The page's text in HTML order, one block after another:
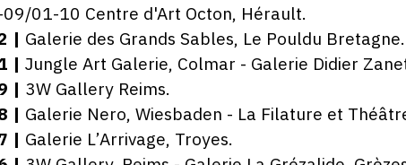
01-10 Centre d'Art Octon, Hérault.
| Galerie des Grands Sables, Le Pouldu Bretagne.
| Jungle Art Galerie, Colmar - Galerie Didier
| 3W Gallery Reims.
| Galerie Nero, Wiesbaden - La Filature et
| Galerie L’Arrivage, Troyes.